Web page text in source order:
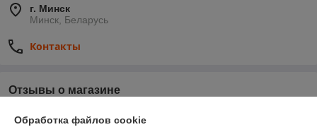
г. Минск
Минск, Беларусь
Контакты
Отзывы о магазине
У компании пока нет отзывов, добавьте первый
Обработка файлов cookie